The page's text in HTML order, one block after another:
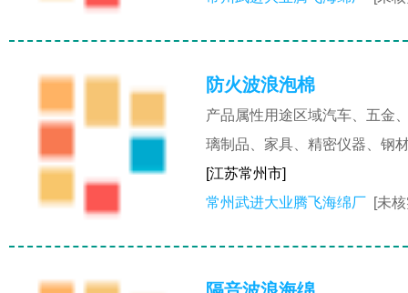
防火波浪泡棉
产品属性用途区域汽车、五金
璃制品、家具、精密仪器、钢
[江苏常州市]
常州武进大业腾飞海绵厂 [未